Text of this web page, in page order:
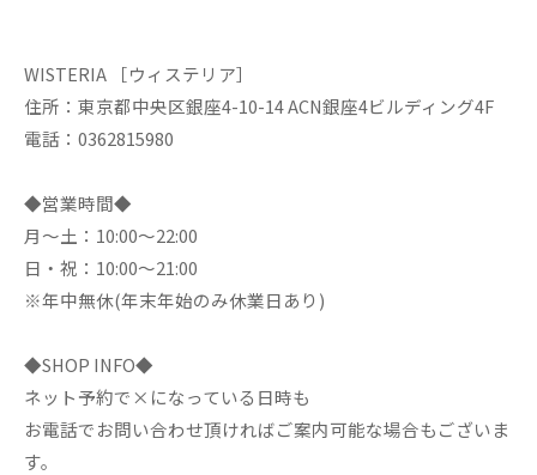
WISTERIA ［ウィステリア］
住所：東京都中央区銀座4-10-14 ACN銀座4ビルディング4F
電話：0362815980
◆営業時間◆
月～土：10:00～22:00
日・祝：10:00～21:00
※年中無休(年末年始のみ休業日あり)
◆SHOP INFO◆
ネット予約で×になっている日時も
お電話でお問い合わせ頂ければご案内可能な場合もございま
す。